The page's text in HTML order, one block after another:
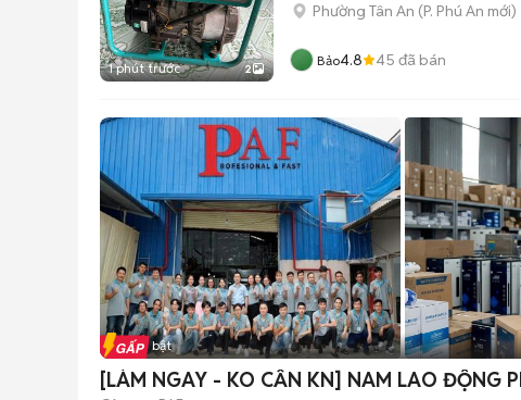
1 phút trước 2
Phường Tân An (P. Phú An mới)
Bảo4.8 45 đã bán
Tin nổi bật
[LÀM NGAY - KO CẦN KN] NAM LAO ĐỘNG